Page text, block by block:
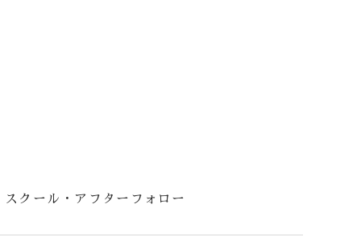
スクール・アフターフォロー